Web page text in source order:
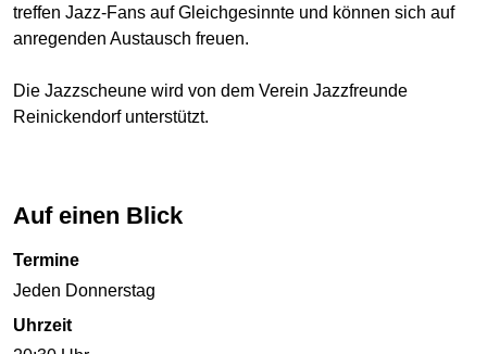
treffen Jazz-Fans auf Gleichgesinnte und können sich auf
anregenden Austausch freuen.
Die Jazzscheune wird von dem Verein Jazzfreunde
Reinickendorf unterstützt.
Auf einen Blick
Termine
Jeden Donnerstag
Uhrzeit